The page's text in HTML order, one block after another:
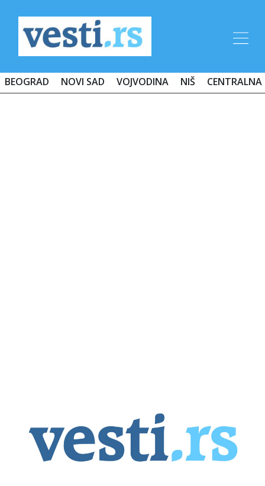
BEOGRAD NOVI SAD VOJVODINA NIŠ CENTRALNA